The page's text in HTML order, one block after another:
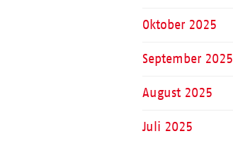
Oktober 2025
September 2025
August 2025
Juli 2025